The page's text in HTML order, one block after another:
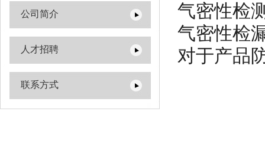
公司简介
人才招聘
联系方式
气密性检
气密性检
对于产品